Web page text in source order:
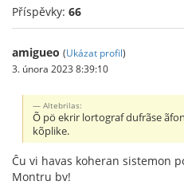
Příspěvky: 66
amigueo (Ukázat profil)
3. února 2023 8:39:10
Altebrilas:
Õ pö ekrir lortograf dufrãse
kõplike.
Ĉu vi havas koheran sistemon
Montru bv!